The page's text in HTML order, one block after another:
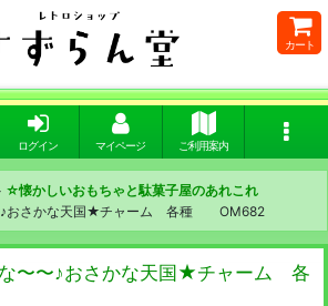
カート
ログイン マイページ ご利用案内
☆懐かしいおもちゃと駄菓子屋のあれこれ
♪おさかな天国★チャーム 各種 OM682
〜〜♪おさかな天国★チャーム 各